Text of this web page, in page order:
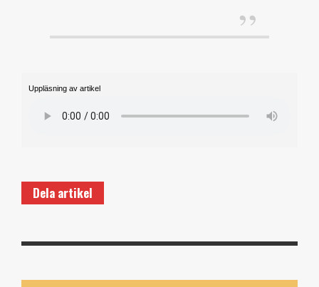
Uppläsning av artikel
Dela artikel